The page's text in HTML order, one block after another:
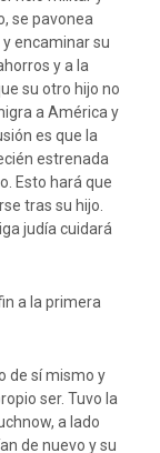
se pavonea
encaminar su
y a la
su otro hijo no
a América y
es que la
estrenada
Esto hará que
tras su hijo.
judía cuidará
a la primera
de sí mismo y
ser. Tuvo la
a lado
de nuevo y su